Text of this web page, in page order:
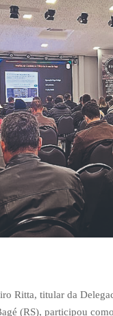
Ritta, titular da
(RS), participou